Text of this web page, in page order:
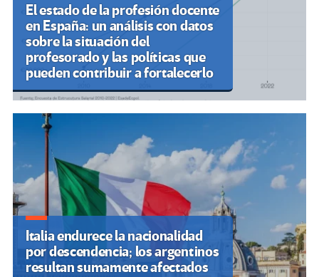
El estado de la profesión docente
en España: un análisis con datos
sobre la situación del
profesorado y las políticas que
pueden contribuir a fortalecerlo
Italia endurece la nacionalidad
por descendencia; los argentinos
resultan sumamente afectados